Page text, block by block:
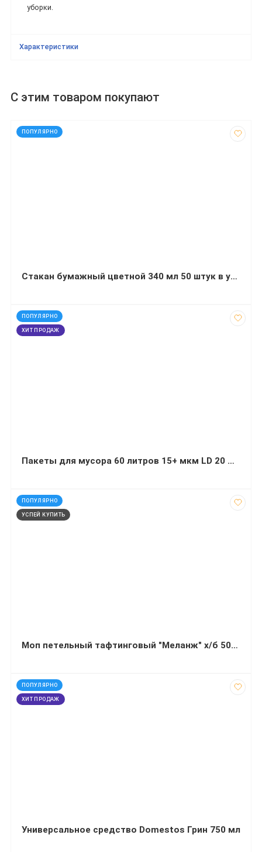
уборки.
Характеристики
С этим товаром покупают
ПОПУЛЯРНО
код: 21968
Стакан бумажный цветной 340 мл 50 штук в упаковке в ассортименте
ПОПУЛЯРНО
ХИТ ПРОДАЖ
код: 20741
Пакеты для мусора 60 литров 15+ мкм LD 20 штук черные крепкие
ПОПУЛЯРНО
УСПЕЙ КУПИТЬ
код: 4540
Моп петельный тафтинговый "Меланж" х/б 50см карман+язык
ПОПУЛЯРНО
ХИТ ПРОДАЖ
код: 12350
Универсальное средство Domestos Грин 750 мл